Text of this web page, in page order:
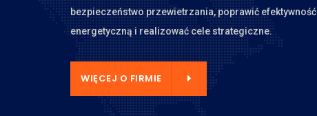
bezpieczeństwo przewietrzania, poprawić efektywność
energetyczną i realizować cele strategiczne.
WIĘCEJ O FIRMIE